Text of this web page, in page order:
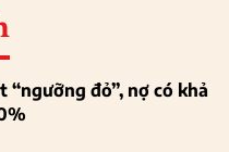
“ngưỡng đỏ”, nợ có khả